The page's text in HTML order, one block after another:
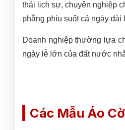
thái lịch sự, chuyên nghiệp
phẳng phiu suốt cả ngày dài
Doanh nghiệp thường lựa
ngày lễ lớn của đất nước
Các Mẫu Áo